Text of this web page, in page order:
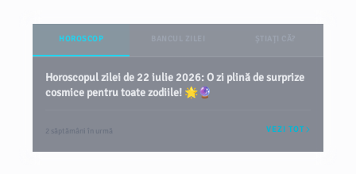
HOROSCOP
Horoscopul zilei de 22 iulie 2026: O zi plină de surprize
cosmice pentru toate zodiile! 🌟🔮
2 săptămâni în urmă VEZI TOT